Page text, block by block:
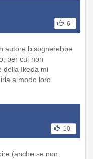
6
autore bisognerebbe
per cui non
della Ikeda mi
a modo loro.
10
(anche se non